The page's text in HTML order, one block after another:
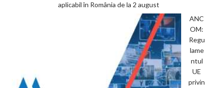
aplicabil în România de la 2 august
ANC
OM:
Regu
lame
ntul
UE
privin